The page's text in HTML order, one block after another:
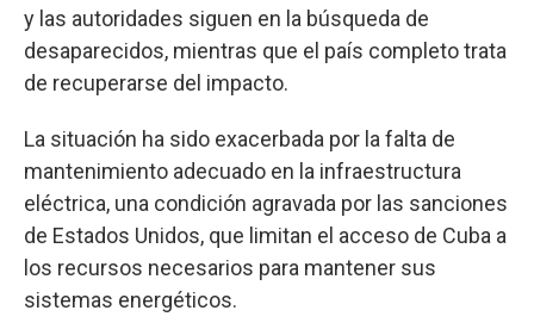
y las autoridades siguen en la búsqueda de
desaparecidos, mientras que el país completo trata
de recuperarse del impacto.
La situación ha sido exacerbada por la falta de
mantenimiento adecuado en la infraestructura
eléctrica, una condición agravada por las sanciones
de Estados Unidos, que limitan el acceso de Cuba a
los recursos necesarios para mantener sus
sistemas energéticos.